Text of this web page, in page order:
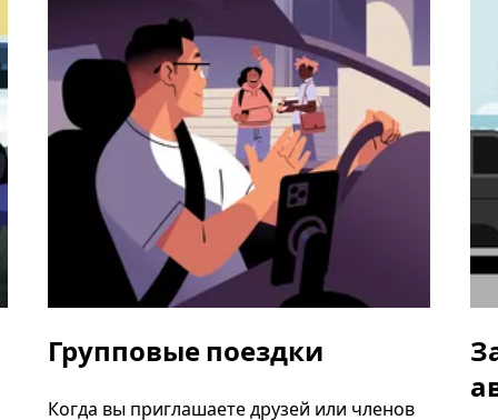
Групповые поездки
Когда вы приглашаете друзей или членов